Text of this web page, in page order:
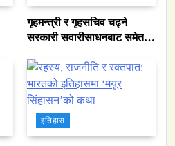
गृहमन्त्री र गृहसचिव चढ्ने
सरकारी सवारीसाधनबाट समेत
इतिहास